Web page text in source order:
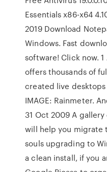
Essentials x86-x64
2019 Download
Windows. Fast
software! Click now.
offers thousands of
created live
IMAGE: Rainmeter.
31 Oct 2009 A
will help you migrate
souls upgrading to
a clean install, if you